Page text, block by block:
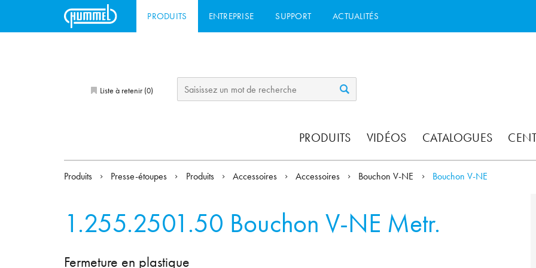
PRODUITS ENTREPRISE SUPPORT ACTUALITÉS
Liste à retenir (0)
PRODUITS VIDÉOS CATALOGUES
Produits Presse-étoupes Produits Accessoires Accessoires Bouchon V-NE Bouchon V-NE
1.255.2501.50 Bouchon V-NE Metr.
Fermeture en plastique